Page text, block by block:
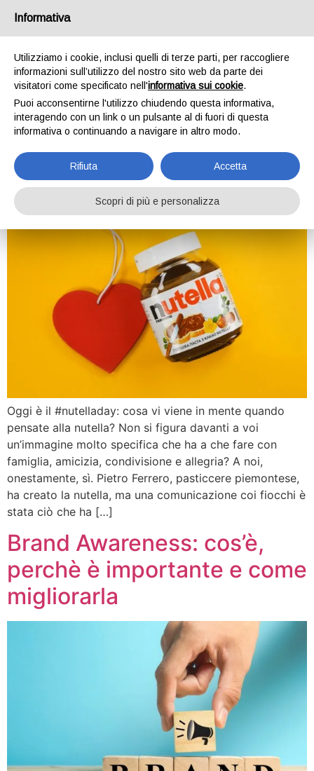
ATG Creative
Agenzia web
Tag:agenzia web
La Nutella come esempio di
strategia vincente
Oggi è il #nutelladay: cosa vi viene in mente quando
pensate alla nutella? Non si figura davanti a voi
un’immagine molto specifica che ha a che fare con
famiglia, amicizia, condivisione e allegria? A noi,
onestamente, sì. Pietro Ferrero, pasticcere piemontese,
ha creato la nutella, ma una comunicazione coi fiocchi è
stata ciò che ha […]
Brand Awareness: cos’è,
perchè è importante e come
migliorarla
Informativa
Utilizziamo i cookie, inclusi quelli di terze parti, per raccogliere
informazioni sull’utilizzo del nostro sito web da parte dei
visitatori come specificato nell'informativa sui cookie.
Puoi acconsentirne l'utilizzo chiudendo questa informativa,
interagendo con un link o un pulsante al di fuori di questa
informativa o continuando a navigare in altro modo.
Rifiuta Accetta
Scopri di più e personalizza